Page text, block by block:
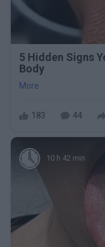
5 Hidden Signs
Body
More
183 44
10 h 42 min